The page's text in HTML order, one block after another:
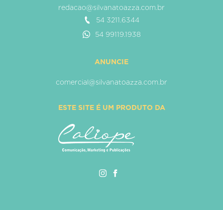
redacao@silvanatoazza.com.br
54 3211.6344
54 99119.1938
ANUNCIE
comercial@silvanatoazza.com.br
ESTE SITE É UM PRODUTO DA